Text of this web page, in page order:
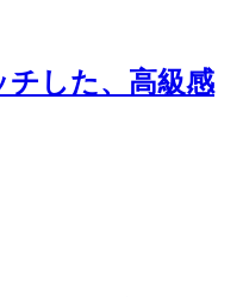
チした、高級感